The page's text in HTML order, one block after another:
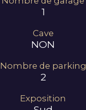
1
Cave
NON
Nombre de parking
2
Exposition